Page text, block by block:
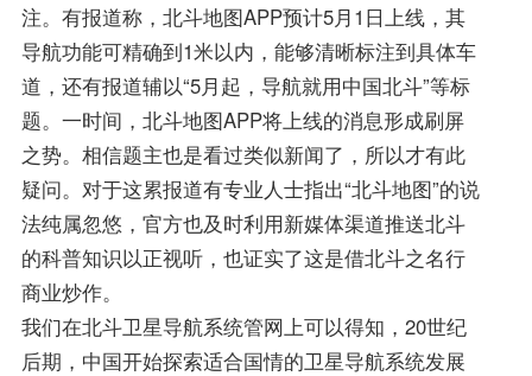
注。有报道称，北斗地图APP预计5月1日上线，其
导航功能可精确到1米以内，能够清晰标注到具体车
道，还有报道辅以“5月起，导航就用中国北斗”等标
题。一时间，北斗地图APP将上线的消息形成刷屏
之势。相信题主也是看过类似新闻了，所以才有此
疑问。对于这累报道有专业人士指出“北斗地图”的说
法纯属忽悠，官方也及时利用新媒体渠道推送北斗
的科普知识以正视听，也证实了这是借北斗之名行
商业炒作。
我们在北斗卫星导航系统管网上可以得知，20世纪
后期，中国开始探索适合国情的卫星导航系统发展